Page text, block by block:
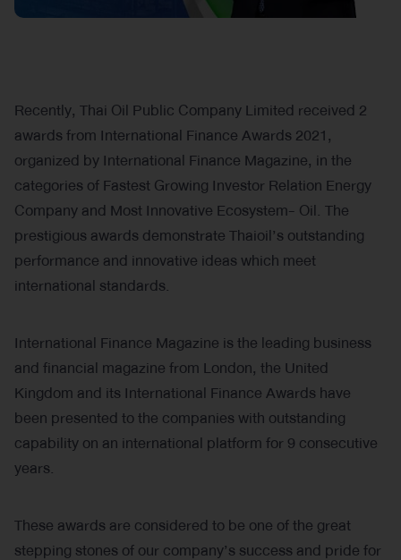
Recently, Thai Oil Public Company Limited received 2
awards from International Finance Awards 2021,
organized by International Finance Magazine, in the
categories of Fastest Growing Investor Relation Energy
Company and Most Innovative Ecosystem- Oil. The
prestigious awards demonstrate Thaioil’s outstanding
performance and innovative ideas which meet
international standards.
International Finance Magazine is the leading business
and financial magazine from London, the United
Kingdom and its International Finance Awards have
been presented to the companies with outstanding
capability on an international platform for 9 consecutive
years.
These awards are considered to be one of the great
stepping stones of our company’s success and pride for